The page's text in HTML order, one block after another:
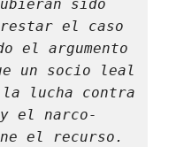
sido
el caso
el argumento
un socio leal
la lucha contra
el narco-
el recurso.